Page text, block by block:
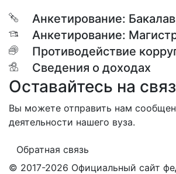
Анкетирование:
Анкетирование:
Противодействие
Сведения о доходах
Оставайтесь на
Вы можете отправить нам
деятельности нашего вуза.
Обратная связь
© 2017-2026 Официальный сайт